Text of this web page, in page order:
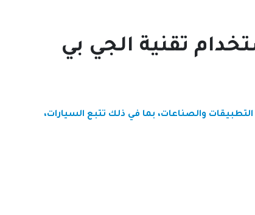
تقنية الجي بي
والصناعات، بما في ذلك تتبع السيارات،